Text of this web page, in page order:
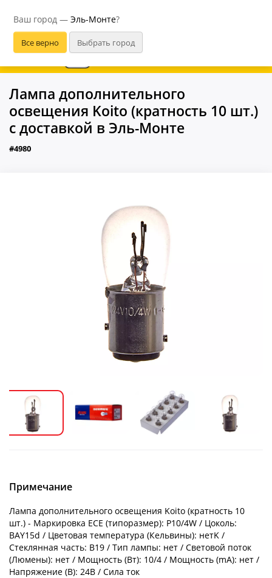
Ваш город — Эль-Монте?
В приложении удобнее
Лампа дополнительного
освещения Koito (кратность 10 шт.)
с доставкой в Эль-Монте
#4980
Примечание
Лампа дополнительного освещения Koito (кратность 10
шт.) - Маркировка ECE (типоразмер): P10/4W / Цоколь:
BAY15d / Цветовая температура (Кельвины): нетK /
Стеклянная часть: B19 / Тип лампы: нет / Световой поток
(Люмены): нет / Мощность (Вт): 10/4 / Мощность (mA): нет /
Напряжение (В): 24В / Сила ток